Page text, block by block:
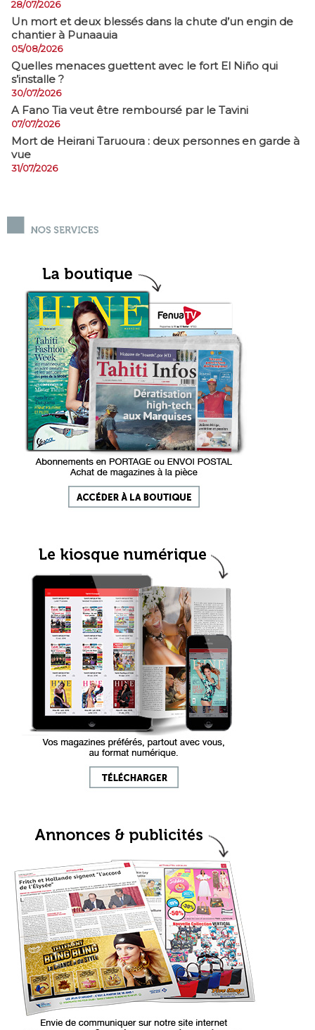
28/07/2026
​Un mort et deux blessés dans la chute d’un engin de
chantier à Punaauia
05/08/2026
Quelles menaces guettent avec le fort El Niño qui
s’installe ?
30/07/2026
A Fano Tia veut être remboursé par le Tavini
07/07/2026
Mort de Heirani Taruoura : deux personnes en garde à
vue
31/07/2026